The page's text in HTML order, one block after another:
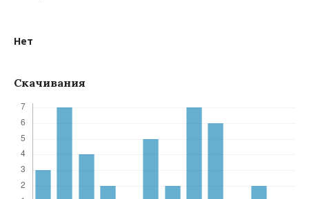
Нет
Скачивания